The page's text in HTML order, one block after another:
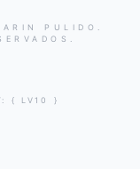
PULIDO.
{ LV10 }